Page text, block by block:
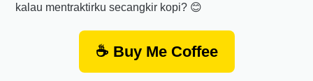
kalau mentraktirku secangkir kopi? 😊
☕ Buy Me Coffee